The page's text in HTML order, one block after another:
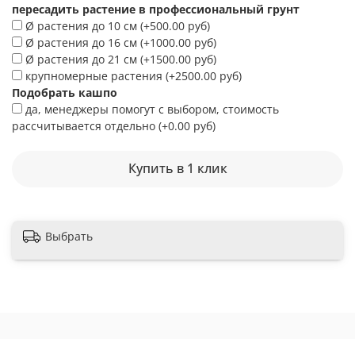
Купить в 1 клик
пересадить растение в профессиональный грунт
Ø растения до 10 см (+500.00 руб)
Ø растения до 16 см (+1000.00 руб)
Ø растения до 21 см (+1500.00 руб)
крупномерные растения (+2500.00 руб)
Подобрать кашпо
да, менеджеры помогут с выбором, стоимость
рассчитывается отдельно (+0.00 руб)
Выбрать